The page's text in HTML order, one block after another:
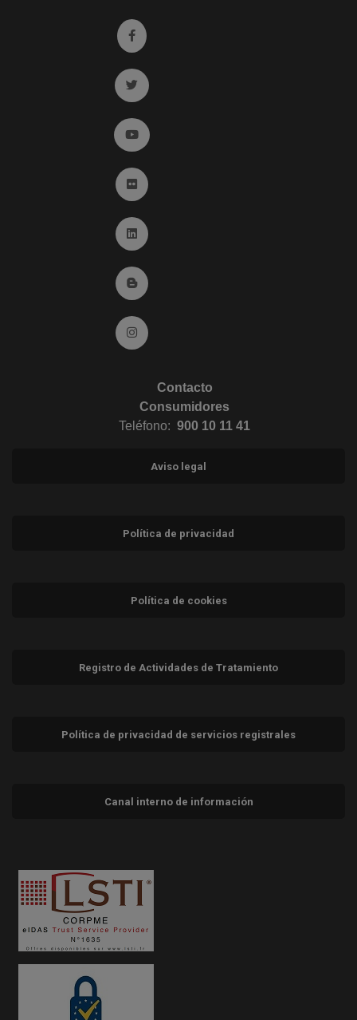
Ir a facebook (abre en ventana nueva)
Ir a twitter (abre en ventana nueva)
Ir a YouTube (abre en ventana nueva)
Ir a Flickr (abre en ventana nueva)
Ir a Linkedin (abre en ventana nueva)
Ir al Blog (abre en ventana nueva)
Ir a Instagram (abre en ventana nueva)
Contacto
Consumidores
Teléfono: 900 10 11 41
Aviso legal
Política de privacidad
Política de cookies
Registro de Actividades de Tratamiento
Política de privacidad de servicios registrales
Canal interno de información